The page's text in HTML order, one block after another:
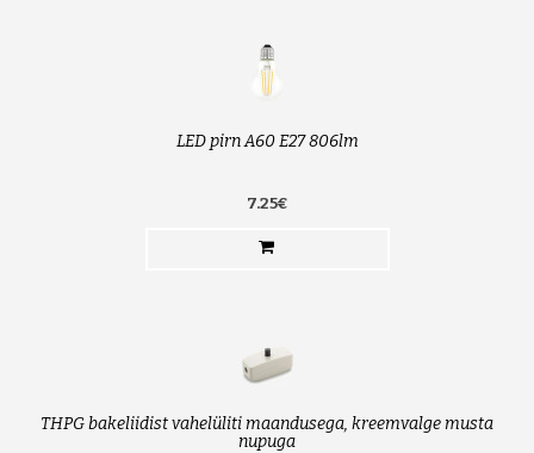
LED pirn A60 E27 806lm
7.25€
THPG bakeliidist vahelüliti maandusega, kreemvalge musta
nupuga